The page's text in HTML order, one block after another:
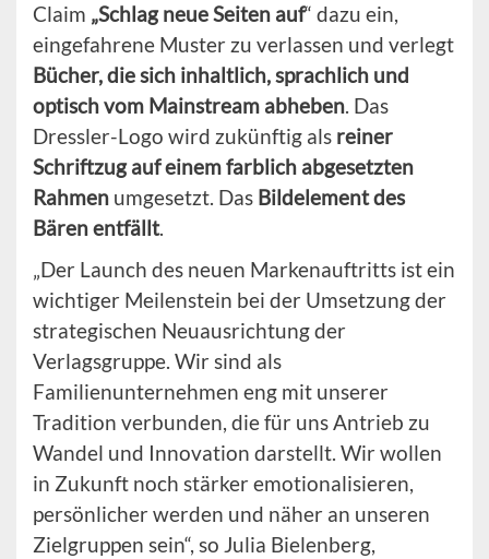
Claim „Schlag neue Seiten auf“ dazu ein,
eingefahrene Muster zu verlassen und verlegt
Bücher, die sich inhaltlich, sprachlich und
optisch vom Mainstream abheben. Das
Dressler-Logo wird zukünftig als reiner
Schriftzug auf einem farblich abgesetzten
Rahmen umgesetzt. Das Bildelement des
Bären entfällt.
„Der Launch des neuen Markenauftritts ist ein
wichtiger Meilenstein bei der Umsetzung der
strategischen Neuausrichtung der
Verlagsgruppe. Wir sind als
Familienunternehmen eng mit unserer
Tradition verbunden, die für uns Antrieb zu
Wandel und Innovation darstellt. Wir wollen
in Zukunft noch stärker emotionalisieren,
persönlicher werden und näher an unseren
Zielgruppen sein“, so Julia Bielenberg,